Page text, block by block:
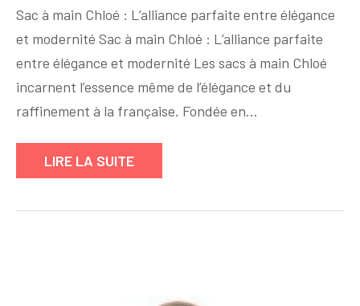
l’Élégance
Intemporelle
des
Sacs
Sac à main Chloé : L’alliance parfaite entre élégance
et modernité Sac à main Chloé : L’alliance parfaite
entre élégance et modernité Les sacs à main Chloé
incarnent l’essence même de l’élégance et du
raffinement à la française. Fondée en…
LIRE LA SUITE